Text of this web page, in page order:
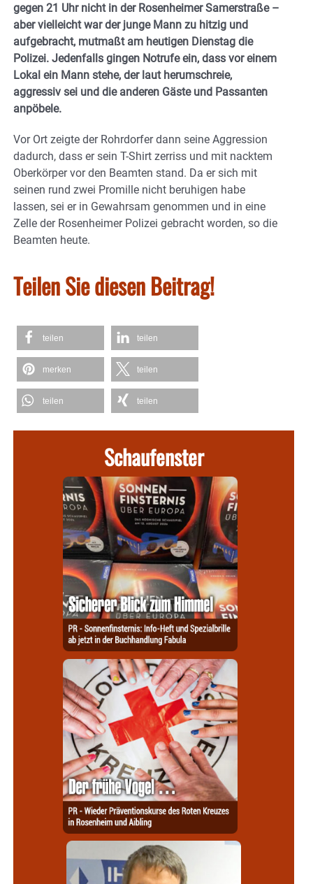
gegen 21 Uhr nicht in der Rosenheimer Samerstraße –
aber vielleicht war der junge Mann zu hitzig und
aufgebracht, mutmaßt am heutigen Dienstag die
Polizei. Jedenfalls gingen Notrufe ein, dass vor einem
Lokal ein Mann stehe, der laut herumschreie,
aggressiv sei und die anderen Gäste und Passanten
anpöbele.
Vor Ort zeigte der Rohrdorfer dann seine Aggression
dadurch, dass er sein T-Shirt zerriss und mit nacktem
Oberkörper vor den Beamten stand. Da er sich mit
seinen rund zwei Promille nicht beruhigen habe
lassen, sei er in Gewahrsam genommen und in eine
Zelle der Rosenheimer Polizei gebracht worden, so die
Beamten heute.
Teilen Sie diesen Beitrag!
teilen teilen
merken teilen
teilen teilen
Schaufenster